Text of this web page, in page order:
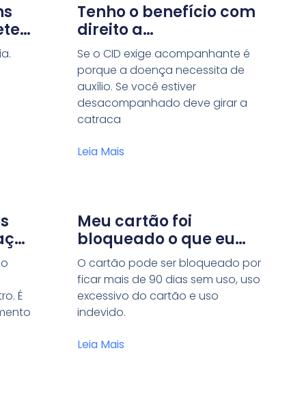
Tenho o benefício com
direito a
acompanhante.
Preciso girar a catraca
duas vezes quando
não estiver
acompanhado?
Se o CID exige acompanhante é
porque a doença necessita de
auxílio. Se você estiver
desacompanhado deve girar a
catraca
Leia Mais
É
Meu cartão foi
bloqueado o que eu
faço?
O cartão pode ser bloqueado por
ficar mais de 90 dias sem uso, uso
excessivo do cartão e uso
indevido.
Leia Mais